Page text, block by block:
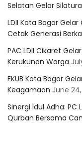
Selatan Gelar
LDII Kota Bogor
Cetak Generasi
PAC LDII Cikaret
Kerukunan Warga
FKUB Kota Bogor
Keagamaan June
Sinergi Idul Adha: PC
Qurban Bersama